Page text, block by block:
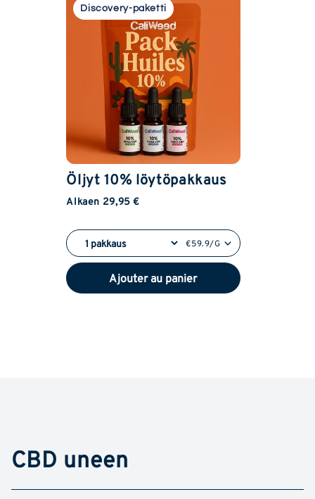
Discovery-paketti
Öljyt 10% löytöpakkaus
Alkaen 29,95 €
€59.9/G
Ajouter au panier
CBD uneen